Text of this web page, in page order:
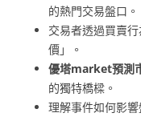
的熱門交易盤口。
交易者透過買賣
價」。
優塔market預測
的獨特橋樑。
理解事件如何影